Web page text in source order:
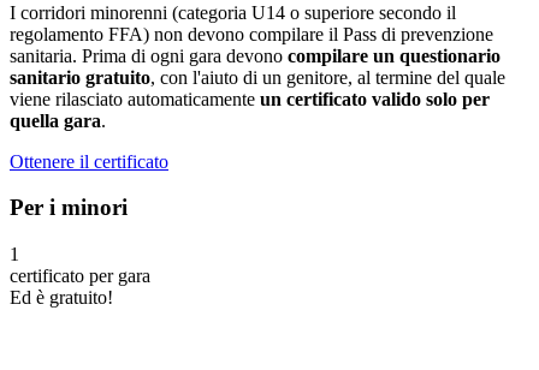
I corridori minorenni (categoria U14 o superiore secondo il
regolamento FFA) non devono compilare il Pass di prevenzione
sanitaria. Prima di ogni gara devono compilare un questionario
sanitario gratuito, con l'aiuto di un genitore, al termine del quale
viene rilasciato automaticamente un certificato valido solo per
quella gara.
Ottenere il certificato
Per i minori
1
certificato per gara
Ed è gratuito!